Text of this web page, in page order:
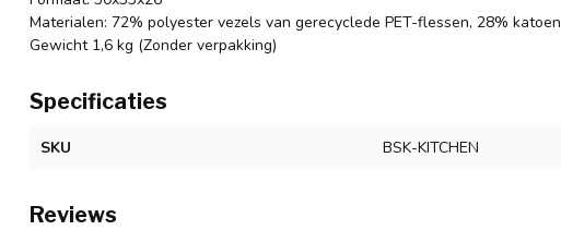
Materialen: 72% polyester vezels van gerecyclede PET-flessen, 28% katoen
Gewicht 1,6 kg (Zonder verpakking)
Specificaties
SKU BSK-KITCHEN
Reviews